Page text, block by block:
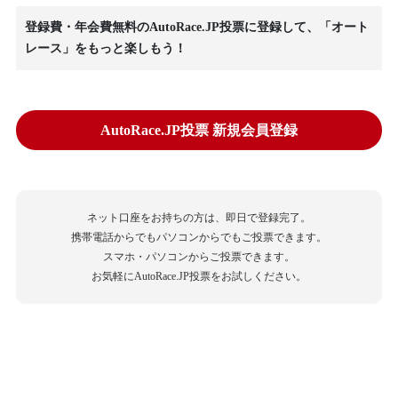
登録費・年会費無料のAutoRace.JP投票に登録して、「オート
レース」をもっと楽しもう！
AutoRace.JP投票 新規会員登録
ネット口座をお持ちの方は、即日で登録完了。
携帯電話からでもパソコンからでもご投票できます。
スマホ・パソコンからご投票できます。
お気軽にAutoRace.JP投票をお試しください。